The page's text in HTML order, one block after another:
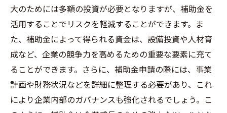
オンライン申請のメリットと活用法
企業や個人事業主が知っておくべき補助金の最
新トレンド
2023年の補助金動向と予測
デジタル化支援補助金の最新情報
サステナビリティ関連の補助金トレンド
女性起業家向け補助金の最新事情
大のためには多額の投資が必要となりますが、補助金を
活用することでリスクを軽減することができます。ま
た、補助金によって得られる資金は、設備投資や人材育
成など、企業の競争力を高めるための重要な要素に充て
ることができます。さらに、補助金申請の際には、事業
計画や財務状況などを詳細に整理する必要があり、これ
により企業内部のガバナンスも強化されるでしょう。こ